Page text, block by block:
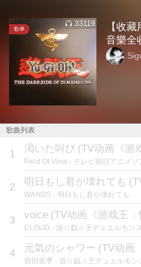
歌单
33119
【收
音樂全
歌曲列表
1 渇いた叫び (TV动画《游戏王：真红眼黑
Field Of View - テレビ朝日アニメ
2 明日もし君が壊れても (TV
WANDS - 明日もし君が壊れても
3 voice (TV动画《游戏王
CLOUD - 游☆戯☆王デュエルモンスター
4 元気のシャワー (TV动画《游戏王：怪兽之决
前田亜季 - 游☆戯☆王デュエルモンスター